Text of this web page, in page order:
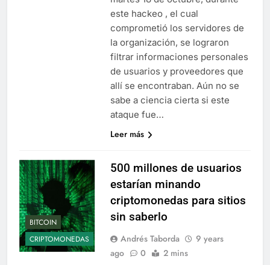
este hackeo , el cual
comprometió los servidores de
la organización, se lograron
filtrar informaciones personales
de usuarios y proveedores que
allí se encontraban. Aún no se
sabe a ciencia cierta si este
ataque fue…
Leer más
BITCOIN
CRIPTOMONEDAS
500 millones de usuarios
estarían minando
criptomonedas para sitios
sin saberlo
Andrés Taborda
9 years
ago
0 2 mins